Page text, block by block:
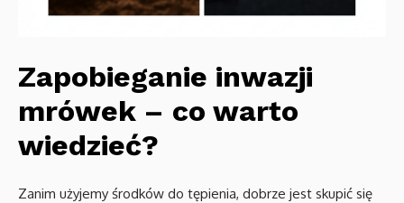
Zapobieganie inwazji
mrówek – co warto
wiedzieć?
Zanim użyjemy środków do tępienia, dobrze jest skupić się